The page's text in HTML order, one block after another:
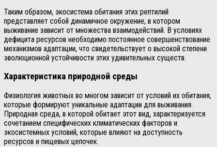
Таким образом, экосистема обитания этих рептилий
представляет собой динамичное окружение, в котором
выживание зависит от множества взаимодействий. В условиях
дефицита ресурсов необходимо постоянное совершенствование
механизмов адаптации, что свидетельствует о высокой степени
эволюционной устойчивости этих удивительных существ.
Характеристика природной среды
Физиология животных во многом зависит от условий их обитания,
которые формируют уникальные адаптации для выживания.
Природная среда, в которой обитает этот вид, характеризуется
сочетанием специфических климатических факторов и
экосистемных условий, которые влияют на доступность
ресурсов и пищевых цепочек.